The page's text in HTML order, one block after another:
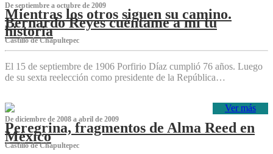
De septiembre a octubre de 2009
Mientras los otros siguen su camino.
Bernardo Reyes cuéntame a mí tu
historia
Castillo de Chapultepec
El 15 de septiembre de 1906 Porfirio Díaz cumplió 76 años. Luego
de su sexta reelección como presidente de la República…
Ver más
De diciembre de 2008 a abril de 2009
Peregrina, fragmentos de Alma Reed en
México
Castillo de Chapultepec